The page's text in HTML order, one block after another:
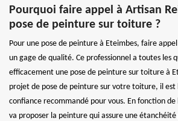
Pourquoi faire appel à Artisan
pose de peinture sur toiture ?
Pour une pose de peinture à Eteimbes, faire
un gage de qualité. Ce professionnel a toutes les
efficacement une pose de peinture sur toiture à
projet de pose de peinture sur votre toiture, il
confiance recommandé pour vous. En fonction
va proposer la peinture qui assure une